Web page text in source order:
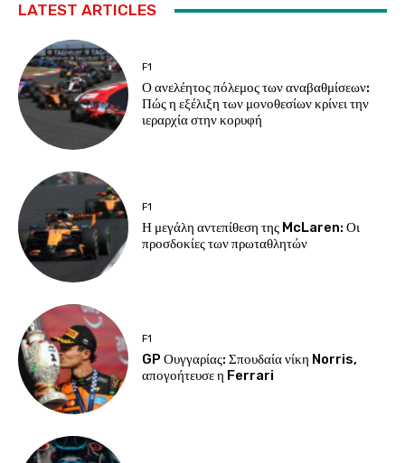
LATEST ARTICLES
F1
Ο ανελέητος πόλεμος των αναβαθμίσεων:
Πώς η εξέλιξη των μονοθεσίων κρίνει την
ιεραρχία στην κορυφή
F1
Η μεγάλη αντεπίθεση της McLaren: Οι
προσδοκίες των πρωταθλητών
F1
GP Ουγγαρίας: Σπουδαία νίκη Norris,
απογοήτευσε η Ferrari